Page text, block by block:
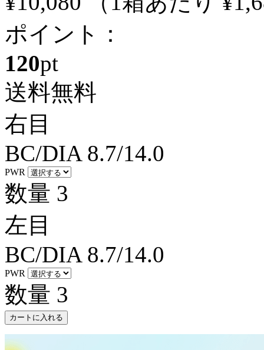
ポイント：
120pt
送料無料
右目
BC/DIA 8.7/14.0
PWR
数量 3
左目
BC/DIA 8.7/14.0
PWR
数量 3
カートに入れる